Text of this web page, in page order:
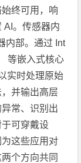
终可用，响
AI。传感器内
内部。通过 Int
等嵌入式核心
实时处理原始
并输出高层
常、识别出
可穿戴设
这些应用对
个方向共同